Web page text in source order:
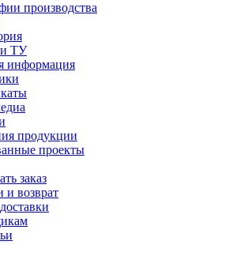
производства
ТУ
информация
продукции
проекты
заказ
и возврат